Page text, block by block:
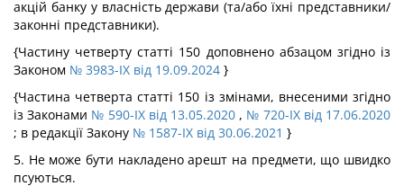
акцій банку у власність держави (та/або їхні представники/
законні представники).
{Частину четверту статті 150 доповнено абзацом згідно із
Законом № 3983-IX від 19.09.2024 }
{Частина четверта статті 150 із змінами, внесеними згідно
із Законами № 590-IX від 13.05.2020 , № 720-IX від 17.06.2020
; в редакції Закону № 1587-IX від 30.06.2021 }
5. Не може бути накладено арешт на предмети, що швидко
псуються.